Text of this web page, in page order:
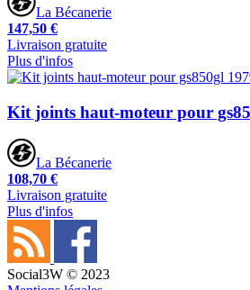
La Bécanerie
147,50 €
Livraison gratuite
Plus d'infos
Kit joints haut-moteur pour
La Bécanerie
108,70 €
Livraison gratuite
Plus d'infos
Social3W © 2023